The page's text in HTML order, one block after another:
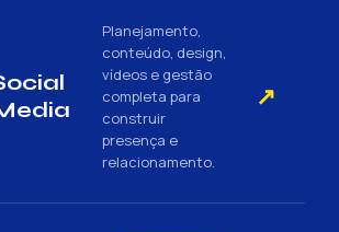
Planejamento,
conteúdo, design,
vídeos e gestão
completa para
construir
presença e
relacionamento.
↗